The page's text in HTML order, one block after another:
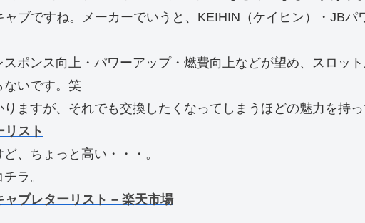
ブですね。メーカーでいうと、KEIHIN（ケイヒン）・JBパ
ポンス向上・パワーアップ・燃費向上などが望め、スロッ
いです。笑
ますが、それでも交換したくなってしまうほどの魅力を持
リスト
、ちょっと高い・・・。
ラ。
ブレターリスト – 楽天市場